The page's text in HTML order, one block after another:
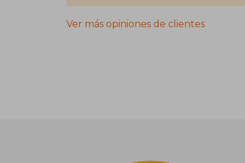
Ver más opiniones de clientes